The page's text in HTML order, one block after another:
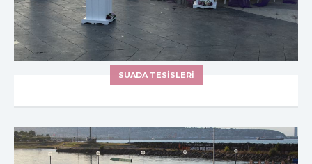
SUADA TESİSLERİ